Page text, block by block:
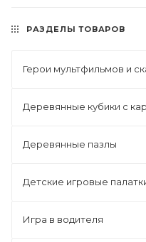
РАЗДЕЛЫ ТОВАРОВ
Герои мультфильмов и
Деревянные кубики с
Деревянные пазлы
Детские игровые
Игра в водителя